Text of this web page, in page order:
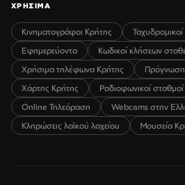
ΧΡΗΣΙΜΑ
Κινηματογράφοι Κρήτης
Εφημερεύοντα
Κωδικοί κλήσεων
Χρήσιμα τηλέφωνα Κρήτης
Πρόγνωση
Χάρτης Κρήτης
Ραδιοφωνικοί
Online Τηλεόραση
Webcams στην
Κληρώσεις λαϊκού λαχείου
Μουσεία